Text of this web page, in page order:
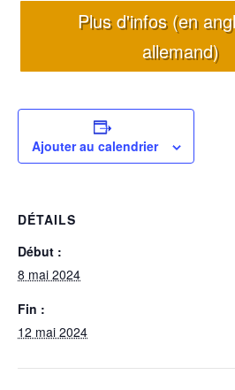
Plus d'infos (en
allemand)
Ajouter au calendrier
DÉTAILS
Début :
8 mai 2024
Fin :
12 mai 2024